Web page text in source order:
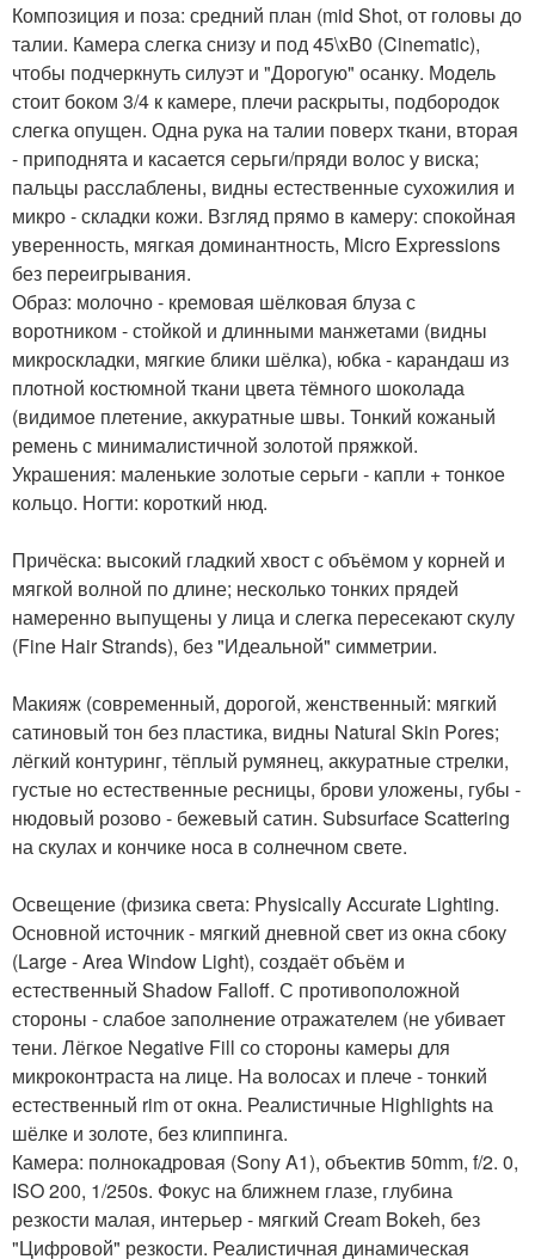
Композиция и поза: средний план (mid Shot, от головы до
талии. Камера слегка снизу и под 45\xB0 (Cinematic),
чтобы подчеркнуть силуэт и "Дорогую" осанку. Модель
стоит боком 3/4 к камере, плечи раскрыты, подбородок
слегка опущен. Одна рука на талии поверх ткани, вторая
- приподнята и касается серьги/пряди волос у виска;
пальцы расслаблены, видны естественные сухожилия и
микро - складки кожи. Взгляд прямо в камеру: спокойная
уверенность, мягкая доминантность, Micro Expressions
без переигрывания.
Образ: молочно - кремовая шёлковая блуза с
воротником - стойкой и длинными манжетами (видны
микроскладки, мягкие блики шёлка), юбка - карандаш из
плотной костюмной ткани цвета тёмного шоколада
(видимое плетение, аккуратные швы. Тонкий кожаный
ремень с минималистичной золотой пряжкой.
Украшения: маленькие золотые серьги - капли + тонкое
кольцо. Ногти: короткий нюд.
Причёска: высокий гладкий хвост с объёмом у корней и
мягкой волной по длине; несколько тонких прядей
намеренно выпущены у лица и слегка пересекают скулу
(Fine Hair Strands), без "Идеальной" симметрии.
Макияж (современный, дорогой, женственный: мягкий
сатиновый тон без пластика, видны Natural Skin Pores;
лёгкий контуринг, тёплый румянец, аккуратные стрелки,
густые но естественные ресницы, брови уложены, губы -
нюдовый розово - бежевый сатин. Subsurface Scattering
на скулах и кончике носа в солнечном свете.
Освещение (физика света: Physically Accurate Lighting.
Основной источник - мягкий дневной свет из окна сбоку
(Large - Area Window Light), создаёт объём и
естественный Shadow Falloff. С противоположной
стороны - слабое заполнение отражателем (не убивает
тени. Лёгкое Negative Fill со стороны камеры для
микроконтраста на лице. На волосах и плече - тонкий
естественный rim от окна. Реалистичные Highlights на
шёлке и золоте, без клиппинга.
Камера: полнокадровая (Sony A1), объектив 50mm, f/2. 0,
ISO 200, 1/250s. Фокус на ближнем глазе, глубина
резкости малая, интерьер - мягкий Cream Bokeh, без
"Цифровой" резкости. Реалистичная динамическая